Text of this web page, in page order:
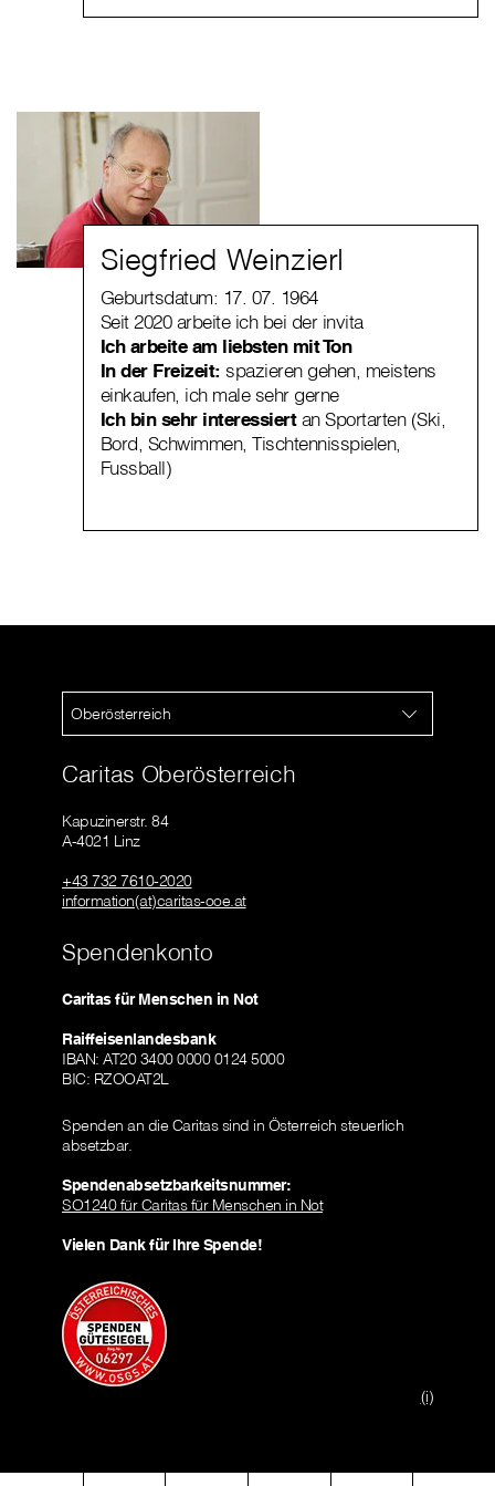
Siegfried Weinzierl
Geburtsdatum: 17. 07. 1964
Seit 2020 arbeite ich bei der invita
Ich arbeite am liebsten mit Ton
In der Freizeit: spazieren gehen, meistens
einkaufen, ich male sehr gerne
Ich bin sehr interessiertan Sportarten (Ski,
Bord, Schwimmen, Tischtennisspielen,
Fussball)
Oberösterreich
Caritas Oberösterreich
Kapuzinerstr. 84
A-4021 Linz
+43 732 7610-2020
information(at)caritas-ooe.at
Spendenkonto
Caritas für Menschen in Not
Raiffeisenlandesbank
IBAN: AT20 3400 0000 0124 5000
BIC: RZOOAT2L
Spenden an die Caritas sind in Österreich steuerlich
absetzbar.
Spendenabsetzbarkeitsnummer:
SO1240 für Caritas für Menschen in Not
Vielen Dank für Ihre Spende!
(i)